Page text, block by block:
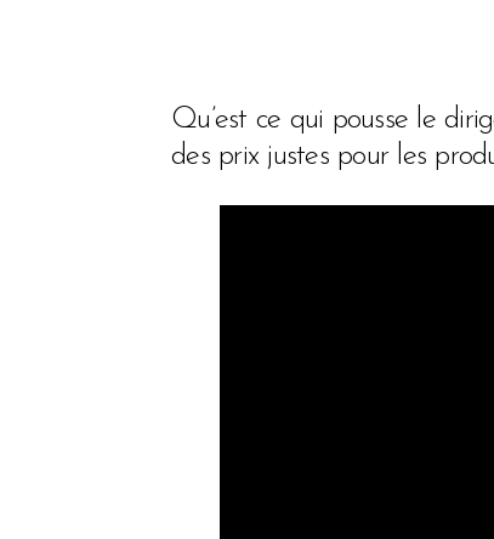
Qu’est ce qui pousse le
des prix justes pour les